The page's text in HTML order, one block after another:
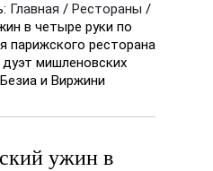
Главная / Рестораны /
в четыре руки по
парижского ресторана
дуэт мишленовских
и Виржини
ужин в